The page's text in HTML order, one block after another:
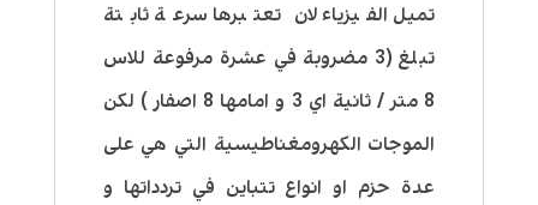
تميل الفيزياء لان تعتبرها سرعة ثابتة
تبلغ (3 مضروبة في عشرة مرفوعة للاس
8 متر / ثانية اي 3 و امامها 8 اصفار ) لكن
الموجات الكهرومغناطيسية التي هي على
عدة حزم او انواع تتباين في تردداتها و